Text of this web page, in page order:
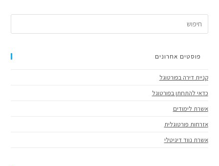
פוסטים אחרונים
קניית דירה בפורטוגל
כדאי להתחתן בפורטוגל
אשרת לימודים
אזרחות פורטוגלית
אשרת נווד דיגיטלי